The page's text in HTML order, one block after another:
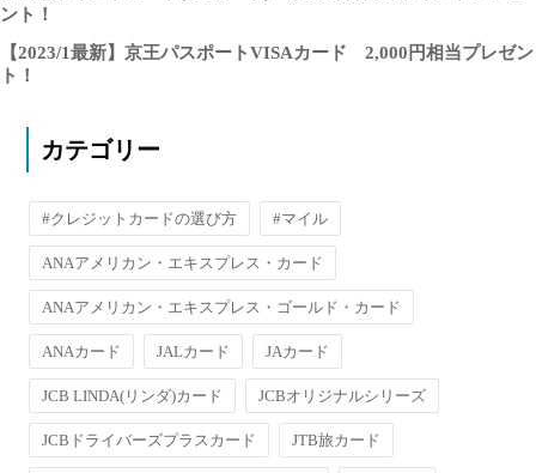
ント！
【2023/1最新】京王パスポートVISAカード 2,000円相当プレゼン
ト！
カテゴリー
#クレジットカードの選び方 #マイル
ANAアメリカン・エキスプレス・カード
ANAアメリカン・エキスプレス・ゴールド・カード
ANAカード JALカード JAカード
JCB LINDA(リンダ)カード JCBオリジナルシリーズ
JCBドライバーズプラスカード JTB旅カード